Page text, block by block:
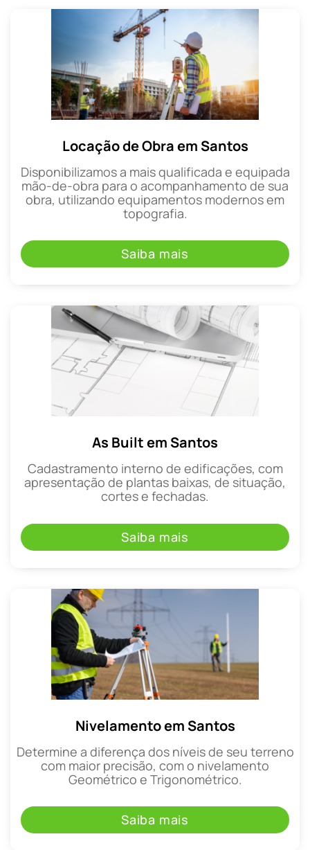
Locação de Obra em Santos
Disponibilizamos a mais qualificada e equipada
mão-de-obra para o acompanhamento de sua
obra, utilizando equipamentos modernos em
topografia.
Saiba mais
As Built em Santos
Cadastramento interno de edificações, com
apresentação de plantas baixas, de situação,
cortes e fechadas.
Saiba mais
Nivelamento em Santos
Determine a diferença dos níveis de seu terreno
com maior precisão, com o nivelamento
Geométrico e Trigonométrico.
Saiba mais